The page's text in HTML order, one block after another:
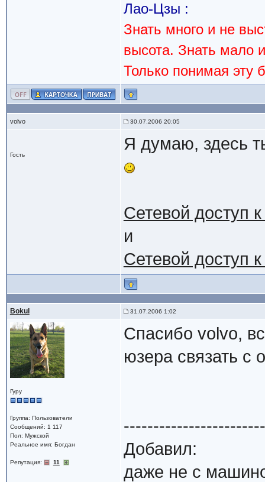
Лао-Цзы :
Знать много и не
высота. Знать мало
Только понимая эту
volvo 30.07.2006 20:05
Гость
Я думаю, здесь
Сетевой доступ
и
Сетевой доступ
Bokul 31.07.2006 1:02
Гуру
Группа: Пользователи
Сообщений: 1 117
Пол: Мужской
Реальное имя: Богдан
Репутация: 11
Спасибо volvo,
юзера связать
Добавил:
даже не с